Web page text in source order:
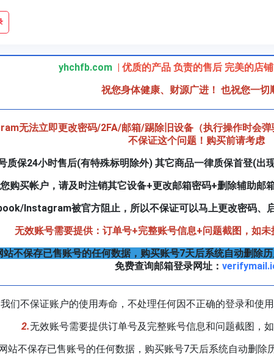
yhchfb.com | 优质的产品 负责的售后 完美的店
祝您身体健康、财源广进！ 也祝您一切
无法立即更改密码/2FA/邮箱/踢除旧设备（执行操作时会
不保证这个问题！购买前请考虑
质保24小时售后(有特殊标明除外) 其它商品一律质保首登(
购买帐户，请及时注销其它设备+更改邮箱密码+删除辅助邮
Instagram被官方阻止，所以不保证可以马上更改密码、
无效账号需要提供：订单号+完整账号信息+问题截图，如未
站不保存已售账号的任何数据，购买账号7天后系统自动删除
免费查询邮箱登录网址：
我们不保证账户的使用寿命，不处理任何因不正确的登录和使
2.无效账号需要提供订单号及完整账号信息和问题截图，
站不保存已售账号的任何数据，购买账号7天后系统自动删除